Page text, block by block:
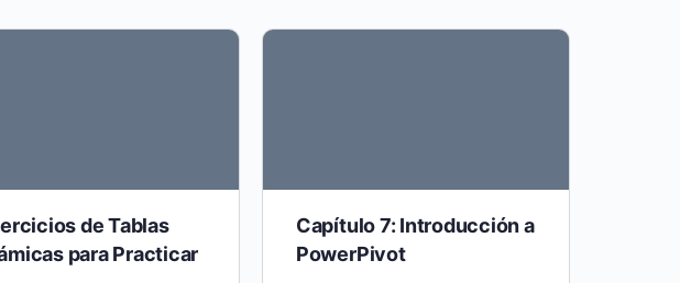
de Tablas
para Practicar
Capítulo 7: Introducción a
PowerPivot